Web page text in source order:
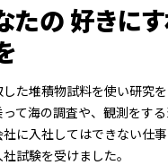
たの 好きに
た堆積物試料を使い研究
て海の調査や、観測をす
に入社してはできない仕
試験を受けました。